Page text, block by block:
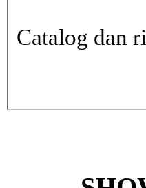
Catalog dan